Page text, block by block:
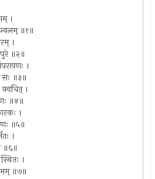
।
॥१॥
।
॥२॥
।
सः ॥३॥
क्वचित् ।
॥४॥
।
॥५॥
।
॥६॥
।
॥७॥